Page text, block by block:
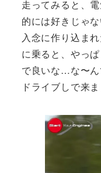
走ってみると、
的には好きじゃ
入念に作り込ま
に乗ると、やっ
で良いな…な〜
ドライブしで来ま